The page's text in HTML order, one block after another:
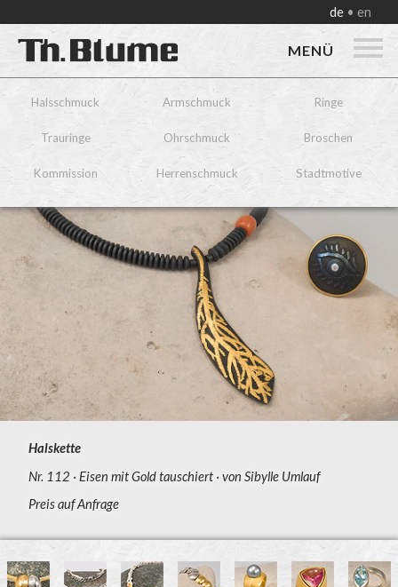
de en
MENÜ
Halsschmuck Armschmuck Ringe
Trauringe Ohrschmuck Broschen
Kommission Herrenschmuck Stadtmotive
Halskette
Nr. 112
Eisen mit Gold tauschiert von Sibylle Umlauf
Preis auf Anfrage